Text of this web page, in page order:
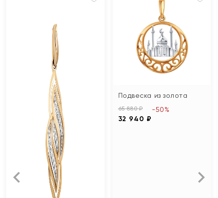
Подвеска из золота
65 880 ₽
32 940 ₽
-50%